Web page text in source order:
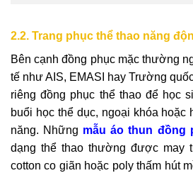
2.2. Trang phục thể thao năng
Bên cạnh đồng phục mặc thường
tế như AIS, EMASI hay Trường
riêng đồng phục thể thao để học
buổi học thể dục, ngoại khóa hoặc
năng. Những mẫu áo thun đồng
dạng thể thao thường được may
cotton co giãn hoặc poly thấm hút